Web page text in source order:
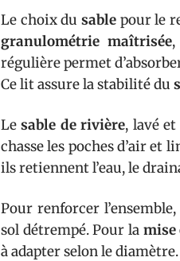
Le choix du sablepour le
granulométrie maîtrisée
régulière permet
Ce lit assure la stabilité du
Lesable de rivière, lavé
chasse les poches d’air et
ils retiennent l’eau, le
Pour renforcer
sol détrempé. Pour la mise
à adapter selon le